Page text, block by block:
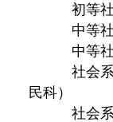
初等社
中等社
中等社会
社会系教
民科）
社会系教